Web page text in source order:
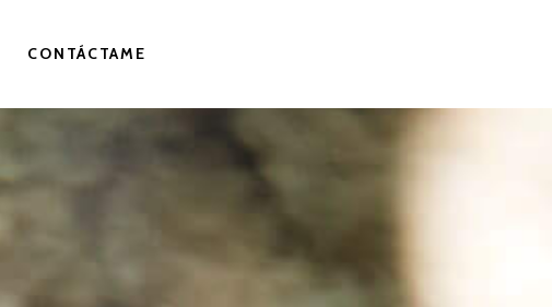
CONTÁCTAME